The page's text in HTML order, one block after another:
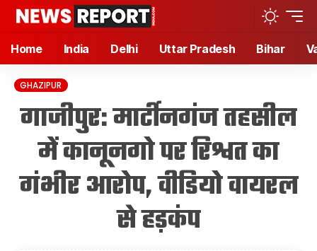
Home India Delhi Uttar Pradesh Bihar
GHAZIPUR
गाजीपुर: मार्टीनगंज तहसील
में कानूनगो पर रिश्वत का
गंभीर आरोप, वीडियो वायरल
से हड़कंप